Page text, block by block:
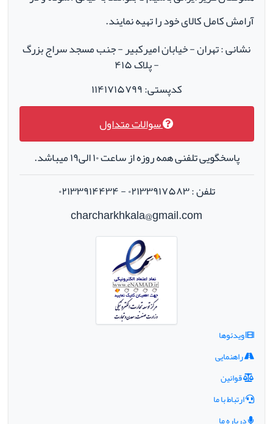
آرامش کامل کالای خود را تهیه نمایند.
نشانی : تهران - خیابان امیرکبیر - جنب مسجد سراج بزرگ
- پلاک ۴۱۵
کدپستی: ۱۱۴۱۷۱۵۷۹۹
سوالات متداول
پاسخگویی تلفنی همه روزه از ساعت ۱۰ الی۱۹ میباشد.
تلفن : ۰۲۱۳۳۹۱۷۵۸۳ - ۰۲۱۳۳۹۱۴۴۳۴
charcharkhkala@gmail.com
ویدئوها
راهنمایی
قوانین
ارتباط با ما
درباره ما